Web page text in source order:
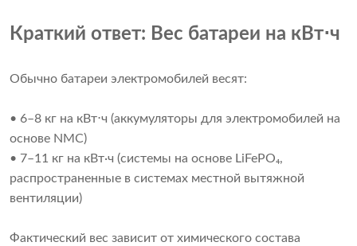
Краткий ответ: Вес батареи на кВт⋅ч
Обычно батареи электромобилей весят:
• 6–8 кг на кВт⋅ч (аккумуляторы для электромобилей на
основе NMC)
• 7–11 кг на кВт·ч (системы на основе LiFePO₄,
распространенные в системах местной вытяжной
вентиляции)
Фактический вес зависит от химического состава